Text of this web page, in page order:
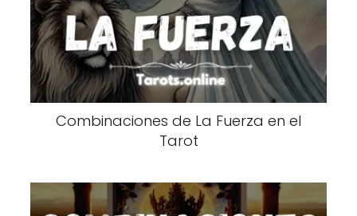
Combinaciones de La Fuerza en el
Tarot